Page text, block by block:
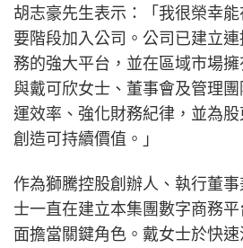
胡志豪先生表示：「我很榮幸
要階段加入公司。公司已建立
務的強大平台，並在區域市場
與戴可欣女士、董事會及管理
運效率、強化財務紀律，並為
創造可持續價值。」
作為獅騰控股創辦人、執行董
士一直在建立本集團數字商務
面擔當關鍵角色。戴女士於快